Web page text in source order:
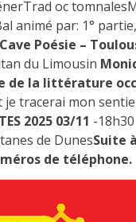
oc
animé par: 1°
Poésie –
du Limousin
la littérature
je tracerai mon
2025 03/11 -
de DunesSuite
de téléphone.